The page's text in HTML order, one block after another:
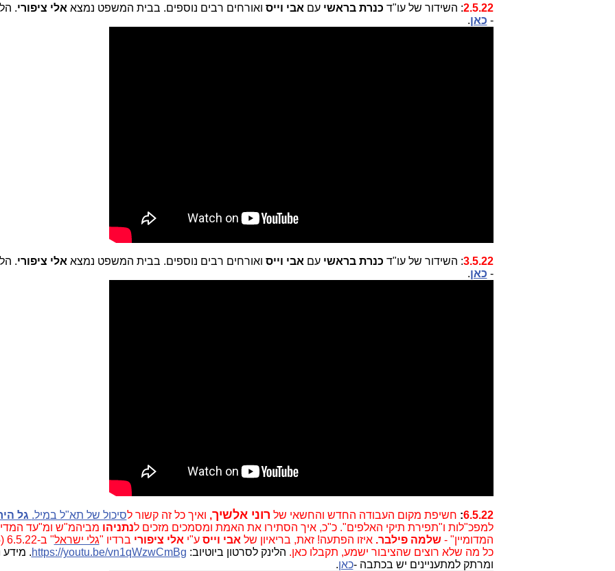
2.5.22: השידור של עו"ד כנרת בראשי עם אבי וייס ואורחים רבים נוספים. בבית המשפט נמצא אלי ציפורי.
- כאן.
3.5.22
: השידור של עו"ד כנרת בראשי עם אבי וייס ואורחים רבים נוספים. בבית המשפט נמצא אלי ציפורי.
- כאן.
6.5.22
: חשיפת מקום העבודה החדש והחשאי של רוני אלשיך, ואיך כל זה קשור לסיכול של תא"ל במיל. גל
למפכ"לות ו"תפירת תיקי האלפים". כ"כ, איך הסתירו את האמת ומסמכים מזכים לנתניהו מביהמ"ש ומ"עד
המדומיין" -שלמה פילבר. איזו הפתעה! זאת, בריאיון של אבי וייסע"י אלי ציפורי ברדיו "גלי ישראל
כל מה שלא רוצים שהציבור ישמע, תקבלו כאן. הלינק לסרטון ביוטיוב: https://youtu.be/vn1qWzwCmBg. מידע
ומרתק למתעניינים יש בכתבה -כאן.